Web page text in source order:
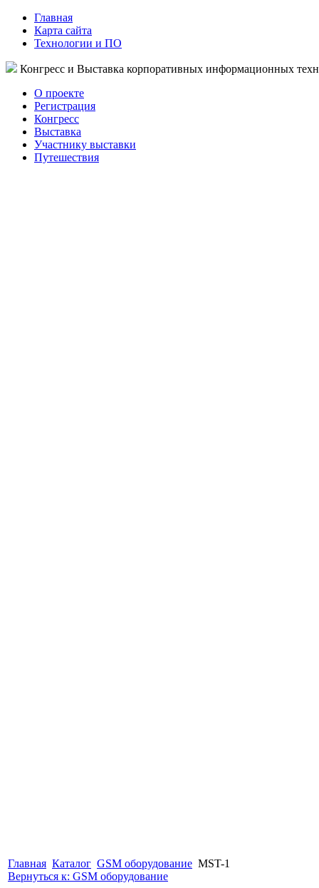
Главная
Карта сайта
Технологии и ПО
Конгресс и Выставка корпоративных информационных
О проекте
Регистрация
Конгресс
Выставка
Участнику выставки
Путешествия
Главная Каталог GSM оборудование MST-1
Вернуться к: GSM оборудование